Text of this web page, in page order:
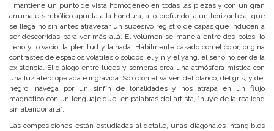
, mantiene un punto de vista homogéneo en todas las piezas y con un gran
arrumaje simbólico apunta a la hondura, a lo profundo; a un horizonte al que
se llega no sin antes atravesar un sucesivo registro de capas que inducen a
ser descorridas para ver más allá. El volumen se maneja entre dos polos, lo
lleno y lo vacío, la plenitud y la nada. Hábilmente casado con el color, origina
contrastes de espacios volátiles o sólidos, el yin y el yang, el ser o no ser de la
existencia. El diálogo entre luces y sombras crea una atmósfera mística con
una luz aterciopelada e ingrávida. Sólo con el vaivén del blanco, del gris, y del
negro, navega por un sinfín de tonalidades y nos atrapa en un flujo
magnético con un lenguaje que, en palabras del artista, “huye de la realidad
sin abandonarla”.
Las composiciones están estudiadas al detalle, unas diagonales intangibles